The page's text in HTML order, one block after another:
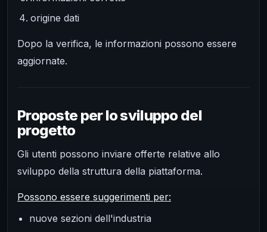
origine dati
Dopo la verifica, le informazioni possono essere
aggiornate.
Proposte per lo sviluppo del
progetto
Gli utenti possono inviare offerte relative allo
sviluppo della struttura della piattaforma.
Possono essere suggerimenti per:
nuove sezioni dell'industria